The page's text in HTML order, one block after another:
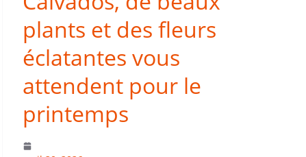
plants et des fleurs
éclatantes vous
attendent pour le
printemps